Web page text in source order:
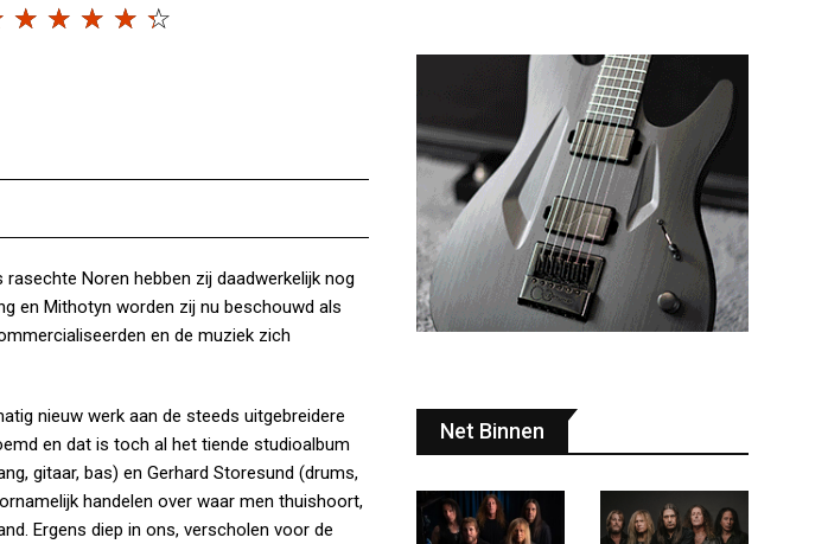
☆ ☆ ☆ ☆ ☆
Noren hebben zij daadwerkelijk nog
en Mithotyn worden zij nu beschouwd als
en de muziek zich
nieuw werk aan de steeds uitgebreidere
en dat is toch al het tiende studioalbum
gitaar, bas) en Gerhard Storesund (drums,
handelen over waar men thuishoort,
Ergens diep in ons, verscholen voor de
Net Binnen